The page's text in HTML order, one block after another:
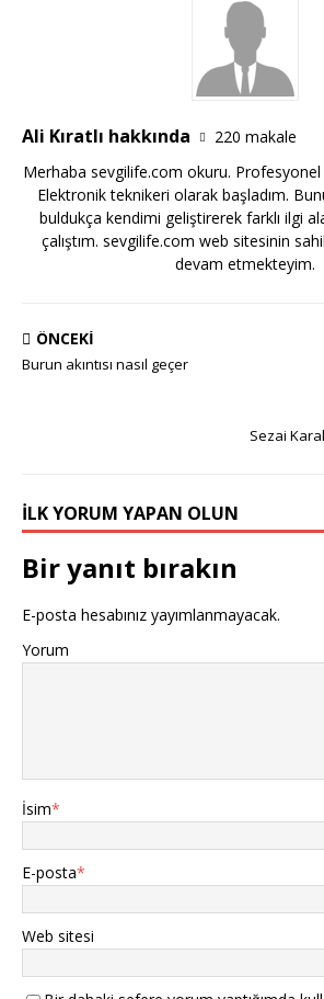
Ali Kıratlı hakkında
220 makale
Merhaba sevgilife.com okuru. Profesyonel
Elektronik teknikeri olarak başladım.
buldukça kendimi geliştirerek farklı ilgi
çalıştım. sevgilife.com web sitesinin
devam etmekteyim.
ÖNCEKI
Burun akıntısı nasıl geçer
Sezai
İLK YORUM YAPAN OLUN
Bir yanıt bırakın
E-posta hesabınız yayımlanmayacak.
Yorum
İsim*
E-posta*
Web sitesi